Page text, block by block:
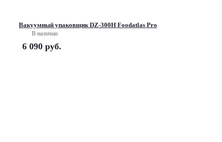
Вакуумный упаковщик DZ-300Н Foodatlas Pro
В наличии
6 090 руб.